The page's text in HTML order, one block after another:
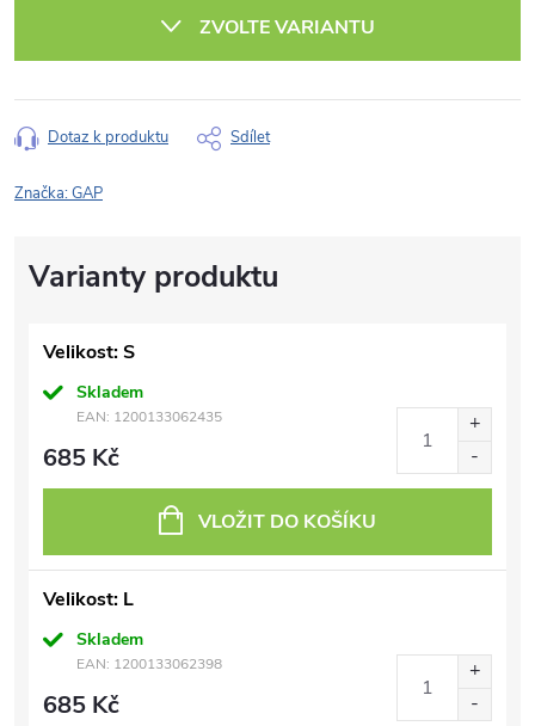
ZVOLTE VARIANTU
Dotaz k produktu Sdílet
Značka:GAP
Velikost: S
Skladem
EAN: 1200133062435
685 Kč
VLOŽIT DO KOŠÍKU
Velikost: L
Skladem
EAN: 1200133062398
685 Kč